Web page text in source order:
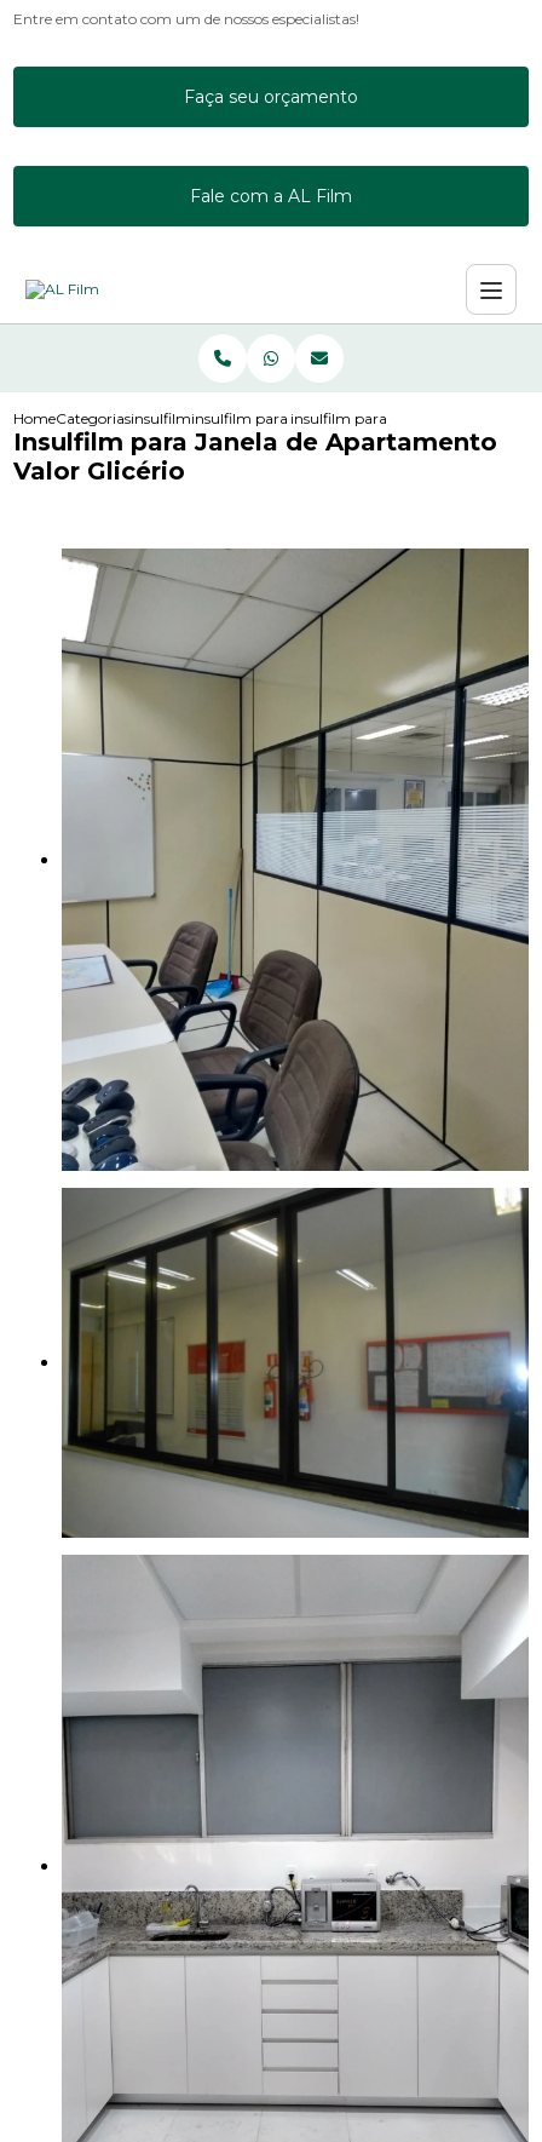
Entre em contato com um de nossos especialistas!
Faça seu orçamento
Fale com a AL Film
HomeCategoriasinsulfilminsulfilm para empresasinsulfilm para janela de
Insulfilm para Janela de Apartamento
Valor Glicério